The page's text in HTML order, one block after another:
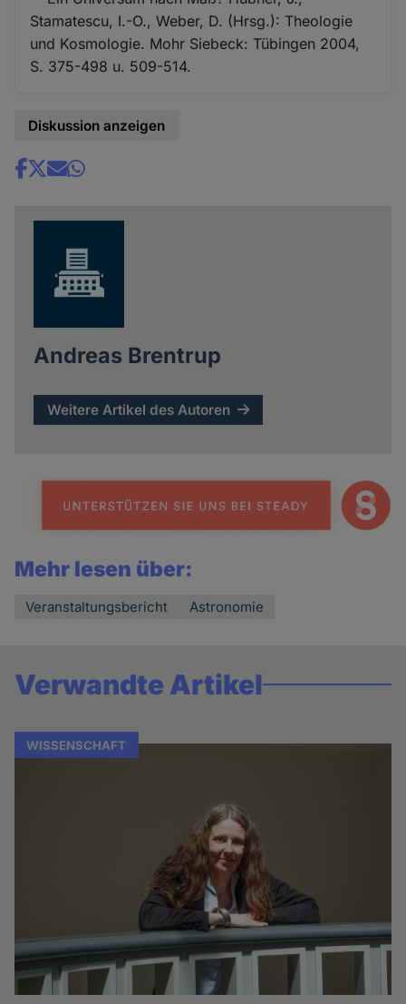
Stamatescu, I.-O., Weber, D. (Hrsg.): Theologie
und Kosmologie. Mohr Siebeck: Tübingen 2004,
S. 375-498 u. 509-514.
Diskussion anzeigen
Share
Andreas Brentrup
Weitere Artikel des Autoren
Mehr lesen über:
Veranstaltungsbericht Astronomie
Verwandte Artikel
WISSENSCHAFT